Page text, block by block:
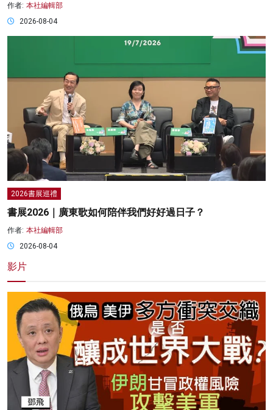
作者: 本社編輯部
2026-08-04
2026書展巡禮
書展2026｜廣東歌如何陪伴我們好好過日子？
作者: 本社編輯部
2026-08-04
影片